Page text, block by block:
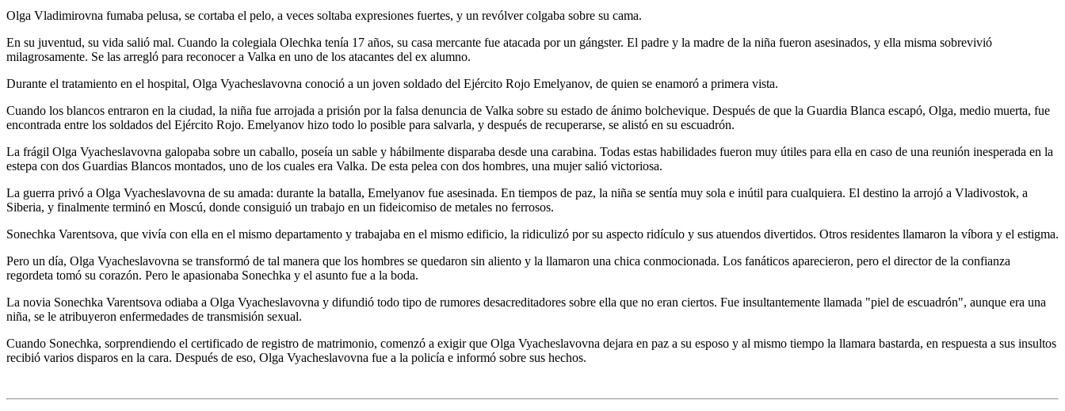
Olga Vladimirovna fumaba pelusa, se cortaba el pelo, a veces soltaba expresiones fuertes, y un revólver colgaba sobre su cama.
En su juventud, su vida salió mal. Cuando la colegiala Olechka tenía 17 años, su casa mercante fue atacada por un gángster. El padre y la madre de la niña fueron asesinados, y ella misma sobrevivió
milagrosamente. Se las arregló para reconocer a Valka en uno de los atacantes del ex alumno.
Durante el tratamiento en el hospital, Olga Vyacheslavovna conoció a un joven soldado del Ejército Rojo Emelyanov, de quien se enamoró a primera vista.
Cuando los blancos entraron en la ciudad, la niña fue arrojada a prisión por la falsa denuncia de Valka sobre su estado de ánimo bolchevique. Después de que la Guardia Blanca escapó, Olga, medio muerta, fue
encontrada entre los soldados del Ejército Rojo. Emelyanov hizo todo lo posible para salvarla, y después de recuperarse, se alistó en su escuadrón.
La frágil Olga Vyacheslavovna galopaba sobre un caballo, poseía un sable y hábilmente disparaba desde una carabina. Todas estas habilidades fueron muy útiles para ella en caso de una reunión inesperada en la
estepa con dos Guardias Blancos montados, uno de los cuales era Valka. De esta pelea con dos hombres, una mujer salió victoriosa.
La guerra privó a Olga Vyacheslavovna de su amada: durante la batalla, Emelyanov fue asesinada. En tiempos de paz, la niña se sentía muy sola e inútil para cualquiera. El destino la arrojó a Vladivostok, a
Siberia, y finalmente terminó en Moscú, donde consiguió un trabajo en un fideicomiso de metales no ferrosos.
Sonechka Varentsova, que vivía con ella en el mismo departamento y trabajaba en el mismo edificio, la ridiculizó por su aspecto ridículo y sus atuendos divertidos. Otros residentes llamaron la víbora y el estigma.
Pero un día, Olga Vyacheslavovna se transformó de tal manera que los hombres se quedaron sin aliento y la llamaron una chica conmocionada. Los fanáticos aparecieron, pero el director de la confianza
regordeta tomó su corazón. Pero le apasionaba Sonechka y el asunto fue a la boda.
La novia Sonechka Varentsova odiaba a Olga Vyacheslavovna y difundió todo tipo de rumores desacreditadores sobre ella que no eran ciertos. Fue insultantemente llamada "piel de escuadrón", aunque era una
niña, se le atribuyeron enfermedades de transmisión sexual.
Cuando Sonechka, sorprendiendo el certificado de registro de matrimonio, comenzó a exigir que Olga Vyacheslavovna dejara en paz a su esposo y al mismo tiempo la llamara bastarda, en respuesta a sus insultos
recibió varios disparos en la cara. Después de eso, Olga Vyacheslavovna fue a la policía e informó sobre sus hechos.